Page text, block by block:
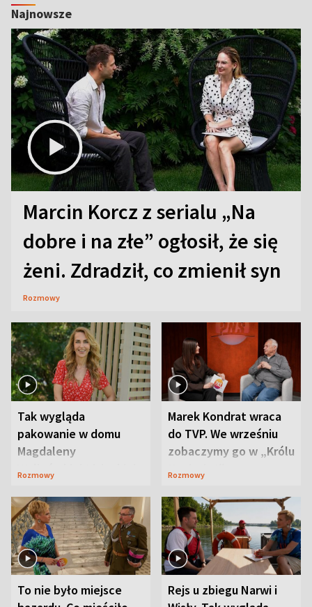
Najnowsze
Marcin Korcz z serialu „Na
dobre i na złe” ogłosił, że się
żeni. Zdradził, co zmienił syn
Rozmowy
Tak wygląda
pakowanie w domu
Magdaleny
Waligórskiej-Lisieckiej.
Rozmowy
Marek Kondrat wraca
do TVP. We wrześniu
zobaczymy go w „Królu
Maciusiu I”
Rozmowy
To nie było miejsce
Rejs u zbiegu Narwi i